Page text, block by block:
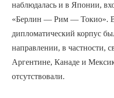
наблюдалась и в Японии,
«Берлин — Рим — Токио».
дипломатический корпус
направлении, в частности,
Аргентине, Канаде и
отсутствовали.